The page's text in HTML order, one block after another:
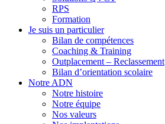
RPS
Formation
Je suis un particulier
Bilan de compétences
Coaching & Training
Outplacement – Reclassement
Bilan d’orientation scolaire
Notre ADN
Notre histoire
Notre équipe
Nos valeurs